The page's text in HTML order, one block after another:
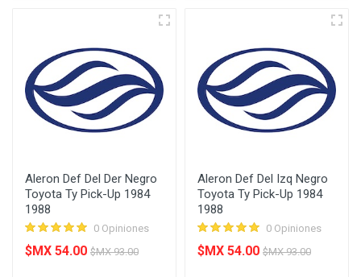
Aleron Def Del Der Negro
Toyota Ty Pick-Up 1984
1988
0 Opiniones
$MX 54.00 $MX 93.00
Aleron Def Del Izq Negro
Toyota Ty Pick-Up 1984
1988
0 Opiniones
$MX 54.00 $MX 93.00